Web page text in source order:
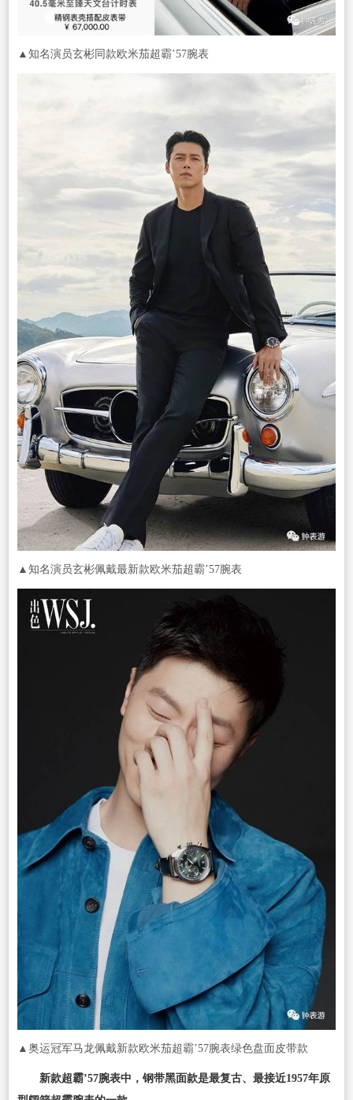
▲知名演员玄彬同款欧米茄超霸’57腕表
▲知名演员玄彬佩戴最新款欧米茄超霸’57腕表
▲奥运冠军马龙佩戴新款欧米茄超霸’57腕表绿色盘面皮带款
新款超霸’57腕表中，钢带黑面款是最复古、最接近1957年原